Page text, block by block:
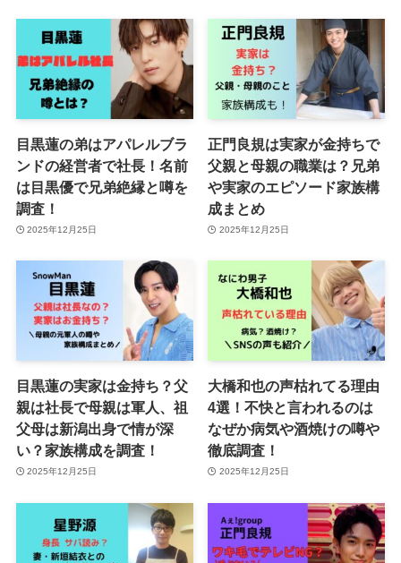
目黒蓮の弟はアパレルブラ
ンドの経営者で社長！名前
は目黒優で兄弟絶縁と噂を
調査！
2025年12月25日
正門良規は実家が金持ちで
父親と母親の職業は？兄弟
や実家のエピソード家族構
成まとめ
2025年12月25日
目黒蓮の実家は金持ち？父
親は社長で母親は軍人、祖
父母は新潟出身で情が深
い？家族構成を調査！
2025年12月25日
大橋和也の声枯れてる理由
4選！不快と言われるのは
なぜか病気や酒焼けの噂や
徹底調査！
2025年12月25日